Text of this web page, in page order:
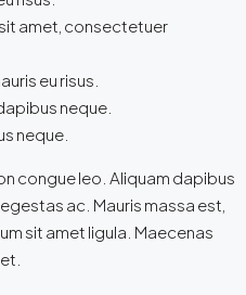
amet, consectetuer
eu risus.
neque.
neque.
congue leo. Aliquam dapibus
ac. Mauris massa est,
sit amet ligula. Maecenas